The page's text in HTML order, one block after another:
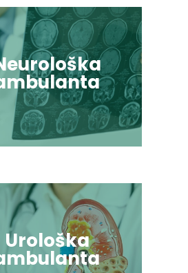
Urološka